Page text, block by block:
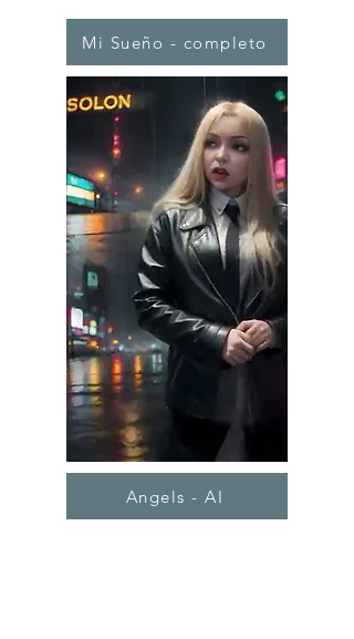
Mi Sueño - completo
Angels - AI